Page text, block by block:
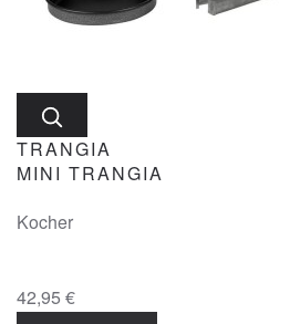
TRANGIA
MINI TRANGIA
Kocher
42,95 €